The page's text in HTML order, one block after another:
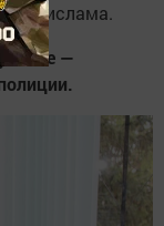
ислама.
—